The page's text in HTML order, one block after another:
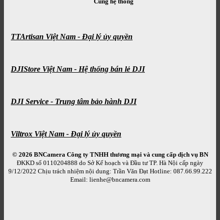
TTArtisan Việt Nam - Đại lý ủy quyền
DJIStore Việt Nam - Hệ thống bán lẻ DJI
DJI Service - Trung tâm bảo hành DJI
Viltrox Việt Nam - Đại lý ủy quyền
© 2026 BNCamera Công ty TNHH thương mại và cung cấp dịch vụ BN
ĐKKD số 0110204888 do Sở Kế hoạch và Đầu tư TP. Hà Nội cấp ngày
9/12/2022 Chịu trách nhiệm nội dung: Trần Văn Đạt Hotline: 087.66.99.222
Email: lienhe@bncamera.com